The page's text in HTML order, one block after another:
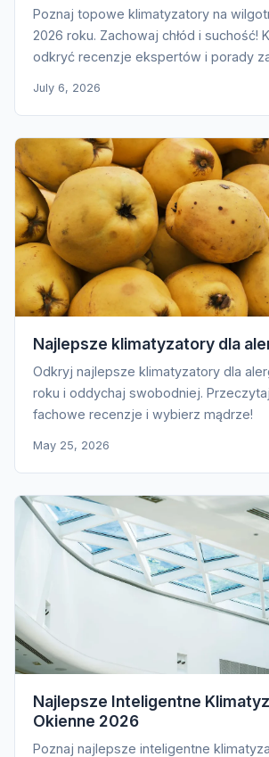
Poznaj topowe klimatyzatory na
2026 roku. Zachowaj chłód i suchość!
odkryć recenzje ekspertów i porady
July 6, 2026
Najlepsze klimatyzatory dla
Odkryj najlepsze klimatyzatory dla
roku i oddychaj swobodniej.
fachowe recenzje i wybierz mądrze!
May 25, 2026
Najlepsze Inteligentne
Okienne 2026
Poznaj najlepsze inteligentne